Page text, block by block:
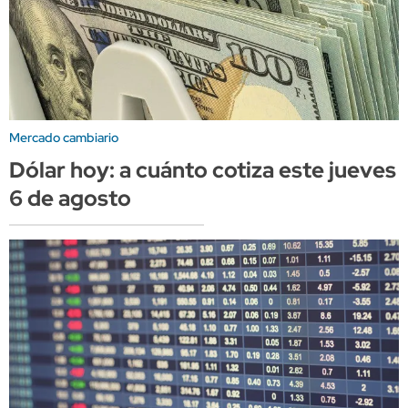
Mercado cambiario
Dólar hoy: a cuánto cotiza este jueves
6 de agosto